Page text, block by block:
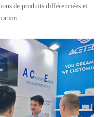
de produits différenciées et